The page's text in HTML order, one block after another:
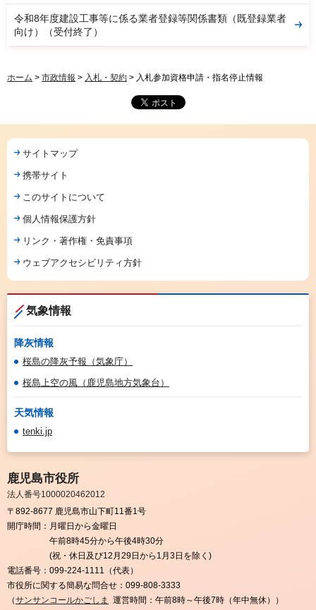
令和8年度建設工事等に係る業者登録等関係書類（既登録業者
向け）（受付終了）
ホーム > 市政情報 > 入札・契約 > 入札参加資格申請・指名停止情報
サイトマップ
携帯サイト
このサイトについて
個人情報保護方針
リンク・著作権・免責事項
ウェブアクセシビリティ方針
気象情報
降灰情報
桜島の降灰予報（気象庁）
桜島上空の風（鹿児島地方気象台）
天気情報
tenki.jp
鹿児島市役所
法人番号1000020462012
〒892-8677 鹿児島市山下町11番1号
開庁時間： 月曜日から金曜日
午前8時45分から午後4時30分
(祝・休日及び12月29日から1月3日を除く)
電話番号： 099-224-1111（代表）
市役所に関する簡易な問合せ： 099-808-3333
（サンサンコールかごしま 運営時間：午前8時～午後7時（年中無休））